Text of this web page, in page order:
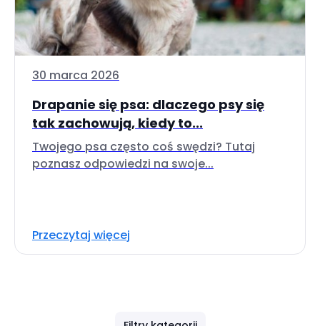
30 marca 2026
Drapanie się psa: dlaczego psy się
tak zachowują, kiedy to...
Twojego psa często coś swędzi? Tutaj
poznasz odpowiedzi na swoje...
Przeczytaj więcej